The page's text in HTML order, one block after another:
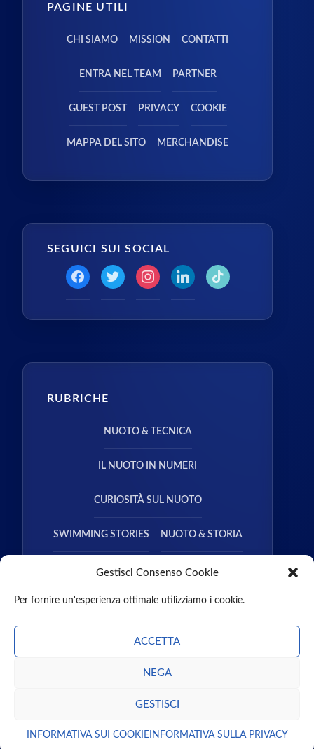
Gestisci Consenso Cookie
Per fornire un'esperienza ottimale utilizziamo i cookie.
ACCETTA
NEGA
GESTISCI
INFORMATIVA SUI COOKIEINFORMATIVA SULLA PRIVACY
PAGINE UTILI
CHI SIAMO MISSION CONTATTI
ENTRA NEL TEAM PARTNER
GUEST POST PRIVACY COOKIE
MAPPA DEL SITO MERCHANDISE
SEGUICI SUI SOCIAL
RUBRICHE
NUOTO & TECNICA
IL NUOTO IN NUMERI
CURIOSITÀ SUL NUOTO
SWIMMING STORIES NUOTO & STORIA
NUOTO & SALUTE
PODCAST LIBRI